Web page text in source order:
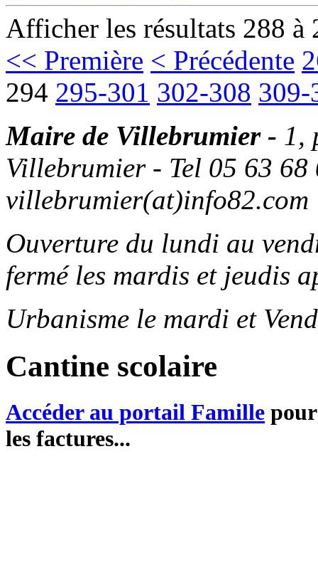
Afficher les résultats 288 à
<< Première < Précédente
294 295-301 302-308 309-
Maire de Villebrumier - 1,
Villebrumier - Tel 05 63
villebrumier(at)info82.com
Ouverture du lundi au
fermé les mardis et jeudis
Urbanisme le mardi et
Cantine scolaire
Accéder au portail Famille
les factures...